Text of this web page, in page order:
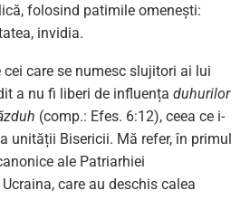
folosind patimile omenești:
invidia.
care se numesc slujitori ai lui
a nu fi liberi de influența duhurilor
(comp.: Efes. 6:12), ceea ce i-
unității Bisericii. Mă refer, în primul
ale Patriarhiei
care au deschis calea